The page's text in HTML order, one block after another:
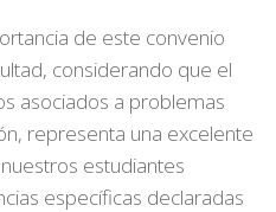
de este convenio
considerando que el
asociados a problemas
representa una excelente
estudiantes
específicas declaradas